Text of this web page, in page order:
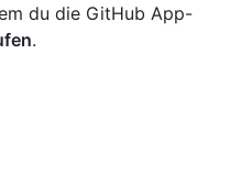
du die GitHub App-
.